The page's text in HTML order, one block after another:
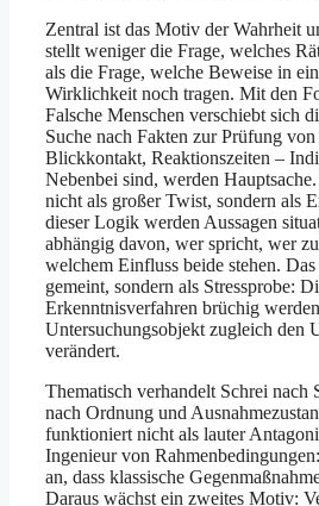
Zentral ist das Motiv der Wahrheit
stellt weniger die Frage, welches
als die Frage, welche Beweise in
Wirklichkeit noch tragen. Mit den
Falsche Menschen verschiebt sich
Suche nach Fakten zur Prüfung
Blickkontakt, Reaktionszeiten –
Nebenbei sind, werden
nicht als großer Twist, sondern als
dieser Logik werden Aussagen
abhängig davon, wer spricht, wer
welchem Einfluss beide stehen.
gemeint, sondern als Stressprobe:
Erkenntnisverfahren brüchig
Untersuchungsobjekt zugleich den
verändert.
Thematisch verhandelt Schrei nach
nach Ordnung und
funktioniert nicht als lauter
Ingenieur von
an, dass klassische
Daraus wächst ein zweites Motiv: